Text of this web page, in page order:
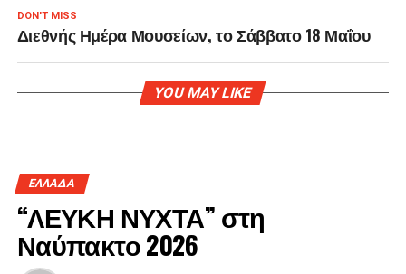
DON'T MISS
Διεθνής Ημέρα Μουσείων, το Σάββατο 18 Μαΐου
YOU MAY LIKE
ΕΛΛΑΔΑ
“ΛΕΥΚΗ ΝΥΧΤΑ” στη
Ναύπακτο 2026